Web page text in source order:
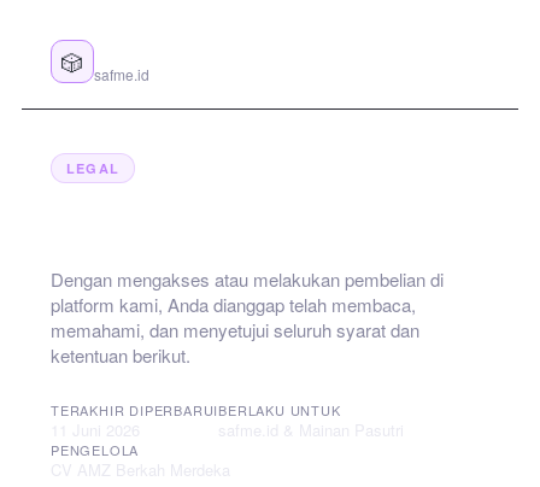
🎲 safme.id
LEGAL
Dengan mengakses atau melakukan pembelian di
platform kami, Anda dianggap telah membaca,
memahami, dan menyetujui seluruh syarat dan
ketentuan berikut.
TERAKHIR DIPERBARUIBERLAKU UNTUK
PENGELOLA